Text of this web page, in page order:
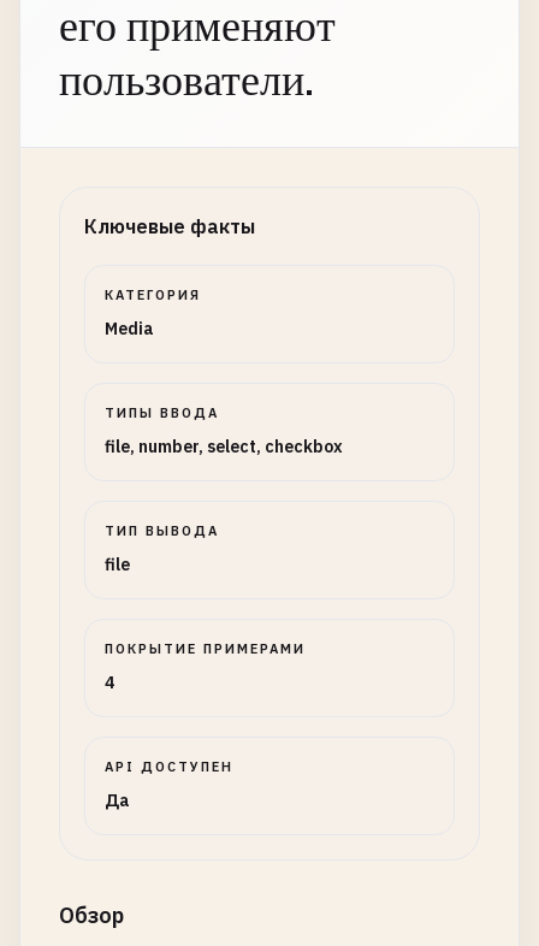
его применяют
пользователи.
Ключевые факты
КАТЕГОРИЯ
Media
ТИПЫ ВВОДА
file, number, select, checkbox
ТИП ВЫВОДА
file
ПОКРЫТИЕ ПРИМЕРАМИ
4
API ДОСТУПЕН
Да
Обзор